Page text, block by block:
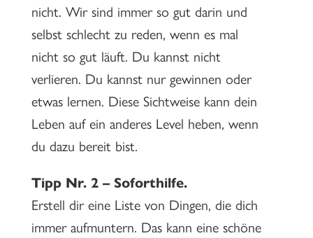
nicht. Wir sind immer so gut darin und
selbst schlecht zu reden, wenn es mal
nicht so gut läuft. Du kannst nicht
verlieren. Du kannst nur gewinnen oder
etwas lernen. Diese Sichtweise kann dein
Leben auf ein anderes Level heben, wenn
du dazu bereit bist.
Tipp Nr. 2 – Soforthilfe.
Erstell dir eine Liste von Dingen, die dich
immer aufmuntern. Das kann eine schöne